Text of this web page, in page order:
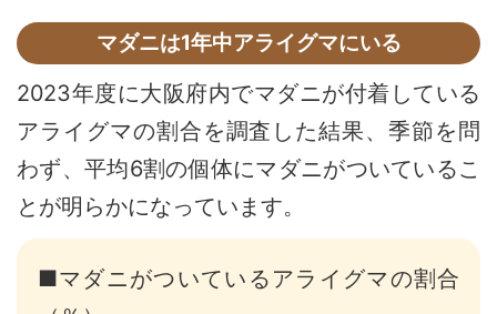
マダニは1年中アライグマにいる
2023年度に大阪府内でマダニが付着している
アライグマの割合を調査した結果、季節を問
わず、平均6割の個体にマダニがついているこ
とが明らかになっています。
■マダニがついているアライグマの割合